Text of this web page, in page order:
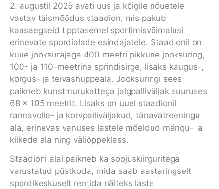
2. augustil 2025 avati uus ja kõigile nõuetele
vastav täismõõdus staadion, mis pakub
kaasaegseid tipptasemel sportimisvõimalusi
erinevate spordialade esindajatele. Staadionil on
kuue jooksurajaga 400 meetri pikkune jooksuring,
100- ja 110-meetrine sprindisirge, lisaks kaugus-,
kõrgus- ja teivashüppeala. Jooksuringi sees
paikneb kunstmurukattega jalgpalliväljak suuruses
68 x 105 meetrit. Lisaks on uuel staadionil
rannavolle- ja korvpalliväljakud, tänavatreeningu
ala, erinevas vanuses lastele mõeldud mängu- ja
kiikede ala ning väliõppeklass.
Staadioni alal paikneb ka soojuskiirguritega
varustatud püstkoda, mida saab aastaringselt
spordikeskuselt rentida näiteks laste